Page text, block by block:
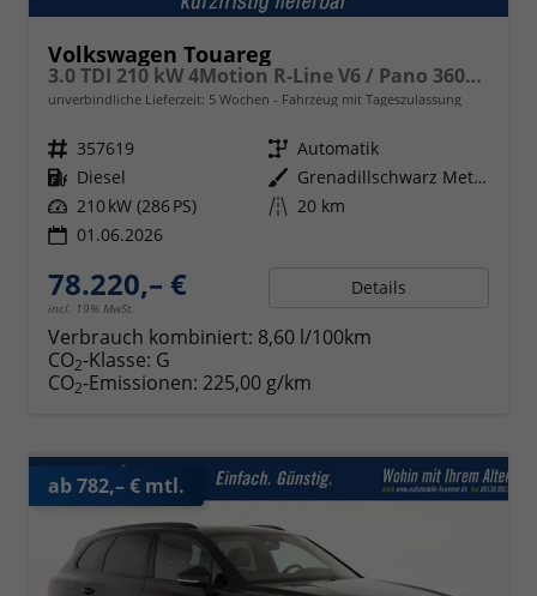
Volkswagen Touareg
3.0 TDI 210 kW 4Motion R-Line V6 / Pano 360Grad
unverbindliche Lieferzeit: 5 Wochen Fahrzeug mit Tageszulassung
Fahrzeugnr. 357619 Getriebe Automatik
Kraftstoff Diesel Außenfarbe
Grenadillschwarz Metallic
Leistung 210 kW (286 PS) Kilometerstand 20 km
01.06.2026
78.220,– €
incl. 19% MwSt.
Details
Verbrauch kombiniert: 8,60 l/100km
CO2-Klasse: G
CO2-Emissionen: 225,00 g/km
ab 782,– € mtl.